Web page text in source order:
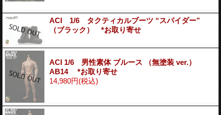
ACI 1/6 タクティカルブーツ “スパイダー”
（ブラック） *お取り寄せ
ACI 1/6 男性素体 ブルース （無塗装 ver.）
AB14 *お取り寄せ
14,980円(税込)